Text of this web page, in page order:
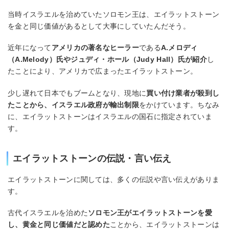
当時イスラエルを治めていたソロモン王は、エイラットストーン
を金と同じ価値があるとして大事にしていたんだそう。
近年になってアメリカの著名なヒーラーであるA.メロディ
（A.Melody）氏やジュディ・ホール（Judy Hall）氏が紹介し
たことにより、アメリカで広まったエイラットストーン。
少し遅れて日本でもブームとなり、現地に買い付け業者が殺到し
たことから、イスラエル政府が輸出制限をかけています。ちなみ
に、エイラットストーンはイスラエルの国石に指定されていま
す。
エイラットストーンの伝説・言い伝え
エイラットストーンに関しては、多くの伝説や言い伝えがありま
す。
古代イスラエルを治めた ソロモン王がエイラットストーンを愛
し、黄金と同じ価値だと認めたことから、エイラットストーンは